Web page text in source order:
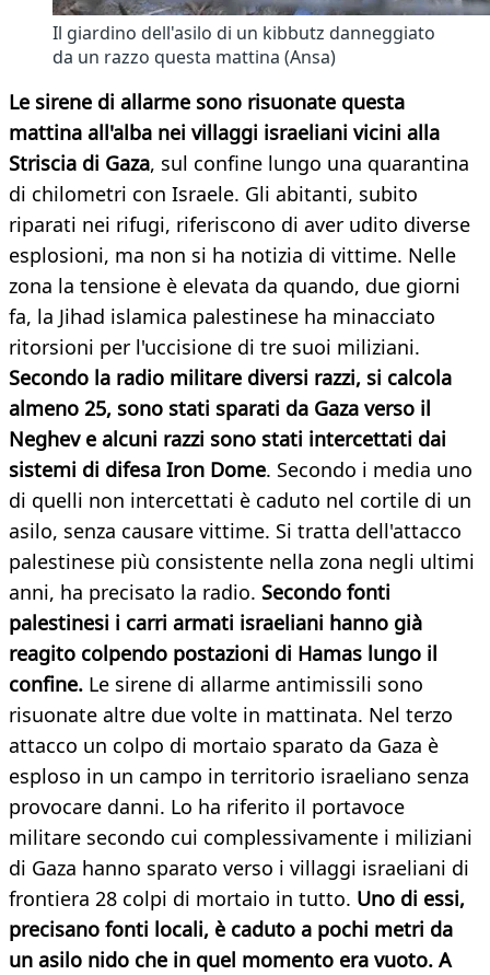
Il giardino dell'asilo di un kibbutz danneggiato
da un razzo questa mattina (Ansa)
Le sirene di allarme sono risuonate questa
mattina all'alba nei villaggi israeliani vicini alla
Striscia di Gaza, sul confine lungo una quarantina
di chilometri con Israele. Gli abitanti, subito
riparati nei rifugi, riferiscono di aver udito diverse
esplosioni, ma non si ha notizia di vittime. Nelle
zona la tensione è elevata da quando, due giorni
fa, la Jihad islamica palestinese ha minacciato
ritorsioni per l'uccisione di tre suoi miliziani.
Secondo la radio militare diversi razzi, si calcola
almeno 25, sono stati sparati da Gaza verso il
Neghev e alcuni razzi sono stati intercettati dai
sistemi di difesa Iron Dome. Secondo i media uno
di quelli non intercettati è caduto nel cortile di un
asilo, senza causare vittime. Si tratta dell'attacco
palestinese più consistente nella zona negli ultimi
anni, ha precisato la radio. Secondo fonti
palestinesi i carri armati israeliani hanno già
reagito colpendo postazioni di Hamas lungo il
confine. Le sirene di allarme antimissili sono
risuonate altre due volte in mattinata. Nel terzo
attacco un colpo di mortaio sparato da Gaza è
esploso in un campo in territorio israeliano senza
provocare danni. Lo ha riferito il portavoce
militare secondo cui complessivamente i miliziani
di Gaza hanno sparato verso i villaggi israeliani di
frontiera 28 colpi di mortaio in tutto. Uno di essi,
precisano fonti locali, è caduto a pochi metri da
un asilo nido che in quel momento era vuoto. A